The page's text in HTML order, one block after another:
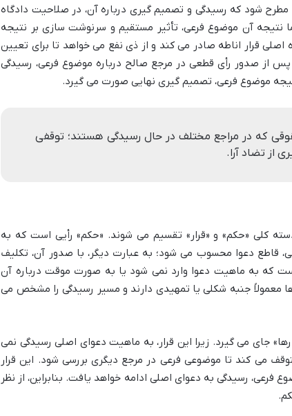
شود که رسیدگی و تصمیم گیری درباره آن، در صلاحیت دادگاه
نتیجه آن موضوع فرعی، تأثیر مستقیم و سرنوشت سازی بر نتیجه
قرار اناطه صادر می کند و از ذی نفع می خواهد تا برای تعیین
از صدور رأی قطعی در مرجع صالح درباره موضوع فرعی، رسیدگی
موضوع فرعی، تصمیم گیری نهایی صورت می گیرد.
که در مراجع مختلف در حال رسیدگی هستند؛ توقفی
از تضاد آرا.
کلی «حکم» و «قرار» تقسیم می شوند. «حکم» رأیی است که به
قاطع دعوا محسوب می شود؛ به عبارت دیگر، با صدور آن، تکلیف
که به ماهیت دعوا وارد نمی شود یا به صورت موقت درباره آن
معمولاً جنبه شکلی یا تمهیدی دارند و مسیر رسیدگی را مشخص می
جای می گیرد. زیرا این قرار، به ماهیت دعوای اصلی رسیدگی نمی
می کند تا موضوعی فرعی در مرجع دیگری بررسی شود. این قرار
رسیدگی به دعوای اصلی ادامه خواهد یافت. بنابراین، از نظر